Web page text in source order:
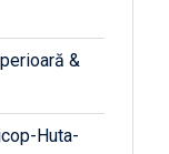
&
Huta-